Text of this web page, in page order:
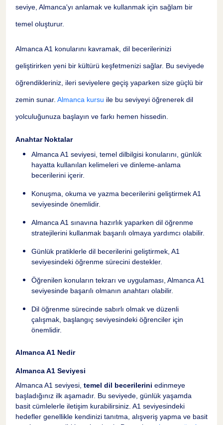
seviye, Almanca'yı anlamak ve kullanmak için sağlam bir
temel oluşturur.
Almanca A1 konularını kavramak, dil becerilerinizi
geliştirirken yeni bir kültürü keşfetmenizi sağlar. Bu seviyede
öğrendikleriniz, ileri seviyelere geçiş yaparken size güçlü bir
zemin sunar. Almanca kursu ile bu seviyeyi öğrenerek dil
yolculuğunuza başlayın ve farkı hemen hissedin.
Anahtar Noktalar
Almanca A1 seviyesi, temel dilbilgisi konularını, günlük
hayatta kullanılan kelimeleri ve dinleme-anlama
becerilerini içerir.
Konuşma, okuma ve yazma becerilerini geliştirmek A1
seviyesinde önemlidir.
Almanca A1 sınavına hazırlık yaparken dil öğrenme
stratejilerini kullanmak başarılı olmaya yardımcı olabilir.
Günlük pratiklerle dil becerilerini geliştirmek, A1
seviyesindeki öğrenme sürecini destekler.
Öğrenilen konuların tekrarı ve uygulaması, Almanca A1
seviyesinde başarılı olmanın anahtarı olabilir.
Dil öğrenme sürecinde sabırlı olmak ve düzenli
çalışmak, başlangıç seviyesindeki öğrenciler için
önemlidir.
Almanca A1 Nedir
Almanca A1 Seviyesi
Almanca A1 seviyesi, temel dil becerilerini edinmeye
başladığınız ilk aşamadır. Bu seviyede, günlük yaşamda
basit cümlelerle iletişim kurabilirsiniz. A1 seviyesindeki
hedefler genellikle kendinizi tanıtma, alışveriş yapma ve basit